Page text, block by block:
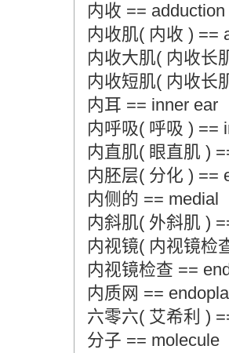
内收 == adduction
内收肌( 内收 ) ==
内收大肌( 内收长
内收短肌( 内收长
内耳 == inner ear
内呼吸( 呼吸 ) ==
内直肌( 眼直肌 )
内胚层( 分化 ) ==
内侧的 == medial
内斜肌( 外斜肌 )
内视镜( 内视镜检
内视镜检查 ==
内质网 ==
六零六( 艾希利 )
分子 == molecule